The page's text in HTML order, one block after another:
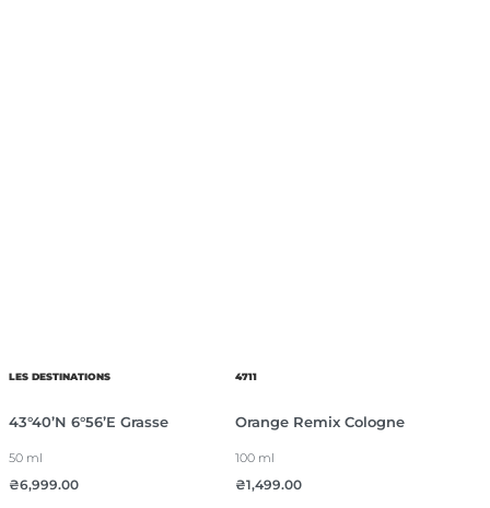
LES DESTINATIONS
43°40’N 6°56’E Grasse
50 ml
₴6,999.00
4711
Orange Remix Cologne
100 ml
₴1,499.00